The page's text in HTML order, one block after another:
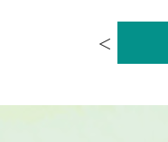
＜